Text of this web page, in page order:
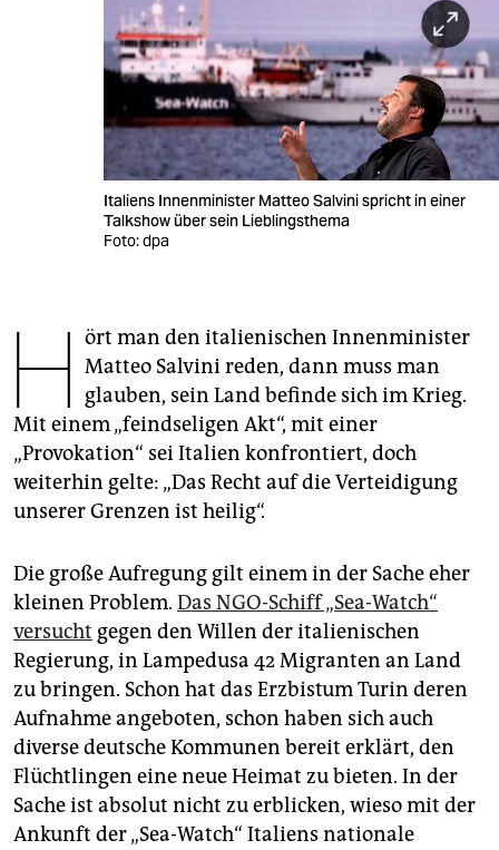
wahrheit
veranstaltungen
genossenschaft
epaper login
Italiens Innenminister Matteo Salvini spricht in einer
Talkshow über sein Lieblingsthema
Foto: dpa
H ört man den italienischen Innenminister
Matteo Salvini reden, dann muss man
glauben, sein Land befinde sich im Krieg.
Mit einem „feindseligen Akt“, mit einer
„Provokation“ sei Italien konfrontiert, doch
weiterhin gelte: „Das Recht auf die Verteidigung
unserer Grenzen ist heilig“.
Die große Aufregung gilt einem in der Sache eher
kleinen Problem. Das NGO-Schiff „Sea-Watch“
versucht gegen den Willen der italienischen
Regierung, in Lampedusa 42 Migranten an Land
zu bringen. Schon hat das Erzbistum Turin deren
Aufnahme angeboten, schon haben sich auch
diverse deutsche Kommunen bereit erklärt, den
Flüchtlingen eine neue Heimat zu bieten. In der
Sache ist absolut nicht zu erblicken, wieso mit der
Ankunft der „Sea-Watch“ Italiens nationale